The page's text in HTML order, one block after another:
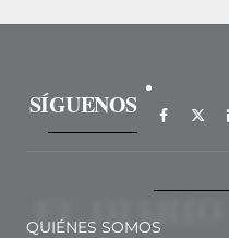
SÍGUENOS
QUIÉNES SOMOS